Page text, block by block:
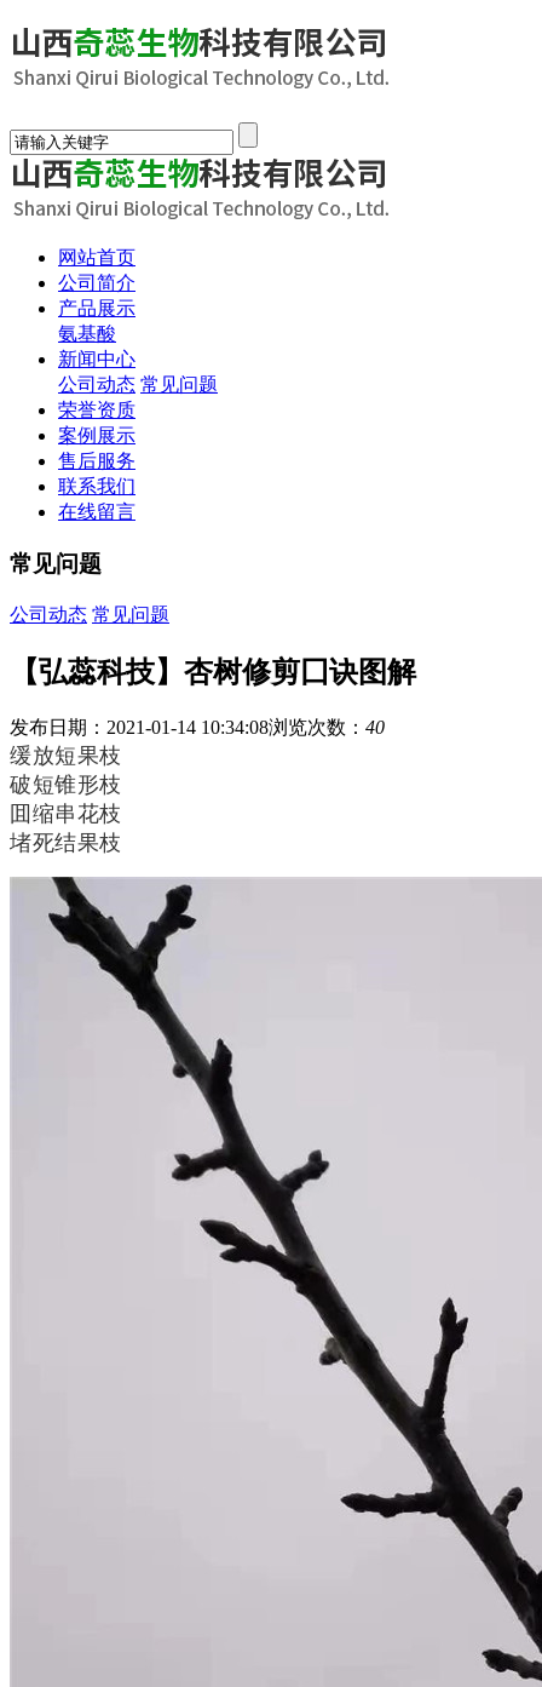
网站首页
公司简介
产品展示
氨基酸
新闻中心
公司动态 常见问题
荣誉资质
案例展示
售后服务
联系我们
在线留言
常见问题
公司动态 常见问题
【弘蕊科技】杏树修剪囗诀图解
发布日期：2021-01-14 10:34:08浏览次数： 40
缓放短果枝
破短锥形枝
囬缩串花枝
堵死结果枝